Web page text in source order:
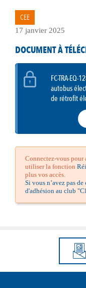
CEE
17 janvier 2025
DOCUMENT À
FC-TRA-EQ-
autobus
de rétrofit
Connectez-vous pour
utiliser la fonction
plus vos accès.
Si vous n’avez pas
d'adhésion au club